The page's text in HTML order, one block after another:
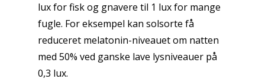
lux for fisk og gnavere til 1 lux for mange
fugle. For eksempel kan solsorte få
reduceret melatonin-niveauet om natten
med 50% ved ganske lave lysniveauer på
0,3 lux.